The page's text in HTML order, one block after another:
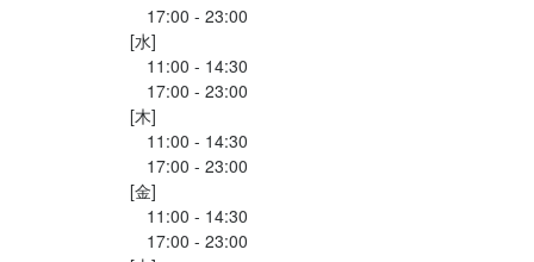
17:00 - 23:00
[水]
11:00 - 14:30
17:00 - 23:00
[木]
11:00 - 14:30
17:00 - 23:00
[金]
11:00 - 14:30
17:00 - 23:00